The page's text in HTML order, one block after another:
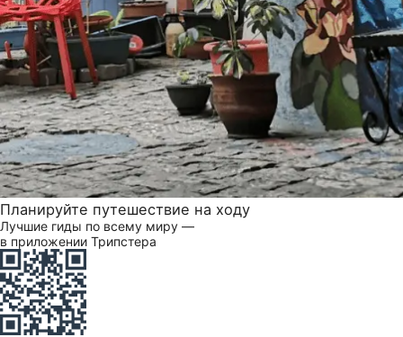
Планируйте путешествие на ходу
Лучшие гиды по всему миру —
в приложении Трипстера